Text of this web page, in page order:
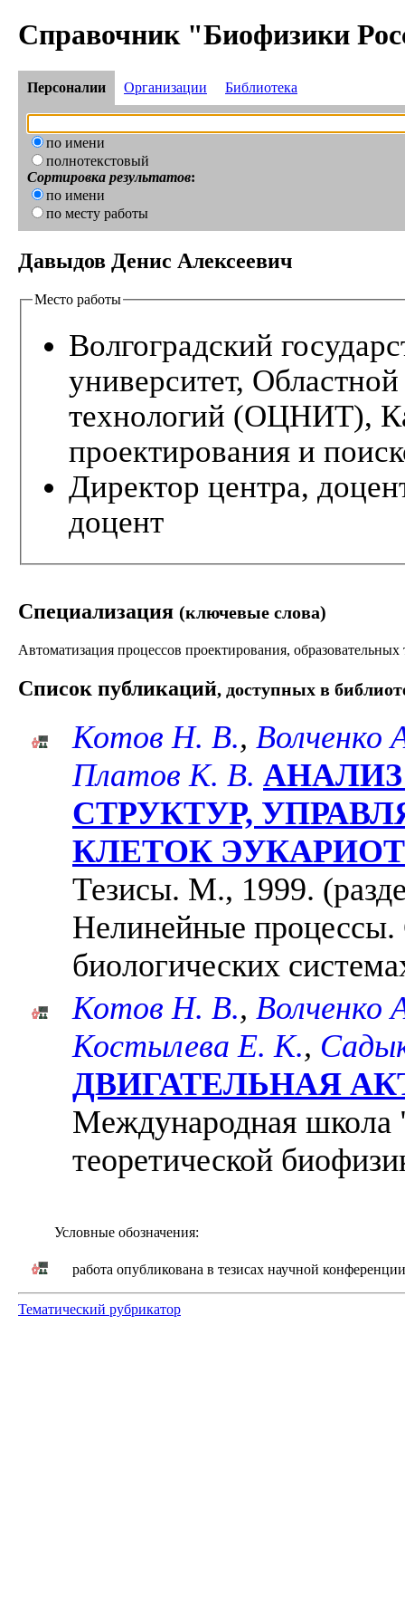
Справочник "Биофизики
Персоналии Организации Библиотека
по имени
полнотекстовый
Сортировка результатов:
по имени
по месту работы
Давыдов Денис Алексеевич
Место работы
Волгоградский
университет,
технологий (ОЦНИТ),
проектирования и
Директор центра,
доцент
Специализация (ключевые слова)
Автоматизация процессов проектирования,
Список публикаций, доступных в
Котов Н. В., Волченко
Платов К. В.
СТРУКТУР,
КЛЕТОК ЭУКАРИОТ
Тезисы. М., 1999.
Нелинейные процессы.
биологических
Котов Н. В., Волченко
Костылева Е. К.,
ДВИГАТЕЛЬНАЯ
Международная
теоретической
Условные обозначения:
работа опубликована в тезисах научной конференции
Тематический рубрикатор